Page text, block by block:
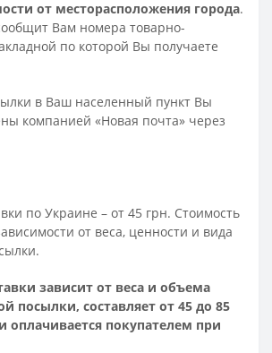
от месторасположения города.
Вам номера товарно-
по которой Вы получаете
в Ваш населенный пункт Вы
компанией «Новая почта» через
по Украине – от 45 грн. Стоимость
от веса, ценности и вида
зависит от веса и объема
посылки, составляет от 45 до 85
оплачивается покупателем при